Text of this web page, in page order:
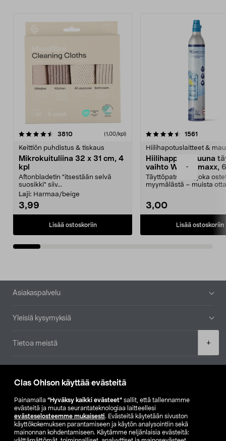
Clas Ohlson käyttää evästeitä
Painamalla ”Hyväksy kaikki evästeet” sallit, että tallennamme
evästeitä ja muuta seurantateknologiaa laitteellesi
evästeselosteemme mukaisesti. Evästeitä käytetään sivuston
käyttökokemuksen parantamiseen ja käytön analysointiin sekä
mainonnan kohdentamiseen. Käytämme neljänlaisia evästeitä:
-
+
3810arvostelut (1,00/kpl)
Keittiön puhdistus & tiskaus
Mikrokuituliina 32 x 31 cm, 4
kpl
Aftonbladetin "itsestään selvä
suosikki" siiv...
Laji: Harmaa/beige
3,99
Lisää ostoskoriin
4.5viidestä
1561
Hiilihapotuslaitteet &
Hiilihappopatruuna
vaihto Wassermaxx,
Täyttöpatruuna, joka
myymälästä – muista
3,00
Lisää ostoskoriin
4.5viidestä
Alatunniste
Asiakaspalvelu
Yleisiä kysymyksiä
Tietoa meistä
Etsi myymälä